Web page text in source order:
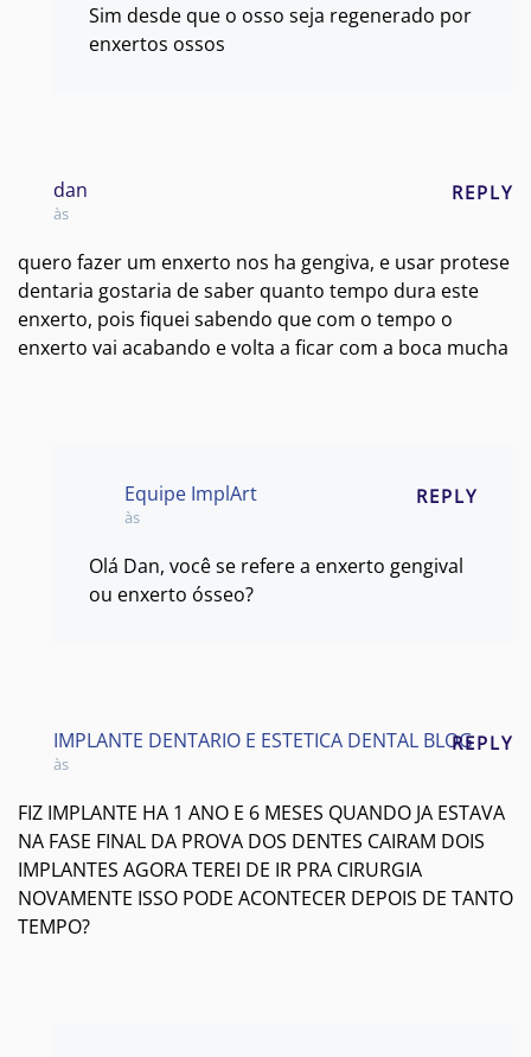
Sim desde que o osso seja regenerado por
enxertos ossos
dan
às
REPLY
quero fazer um enxerto nos ha gengiva, e usar protese
dentaria gostaria de saber quanto tempo dura este
enxerto, pois fiquei sabendo que com o tempo o
enxerto vai acabando e volta a ficar com a boca mucha
Equipe ImplArt
às
REPLY
Olá Dan, você se refere a enxerto gengival
ou enxerto ósseo?
IMPLANTE DENTARIO E ESTETICA DENTAL BLOG
às
REPLY
FIZ IMPLANTE HA 1 ANO E 6 MESES QUANDO JA ESTAVA
NA FASE FINAL DA PROVA DOS DENTES CAIRAM DOIS
IMPLANTES AGORA TEREI DE IR PRA CIRURGIA
NOVAMENTE ISSO PODE ACONTECER DEPOIS DE TANTO
TEMPO?